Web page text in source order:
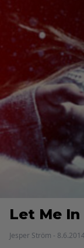
Let Me In
Jesper Ström -